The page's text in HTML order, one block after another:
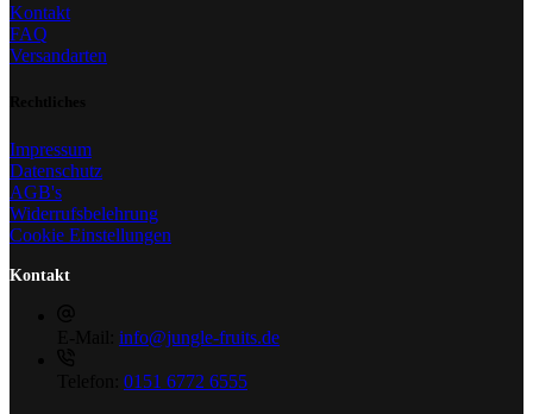
Kontakt
FAQ
Versandarten
Impressum
Datenschutz
AGB's
Widerrufsbelehrung
Cookie Einstellungen
Kontakt
info@jungle-fruits.de
0151 6772 6555